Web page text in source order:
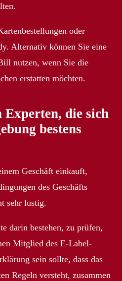
oder
Alternativ können Sie eine
nutzen, wenn Sie die
erstatten möchten.
die sich
bestens
Geschäft einkauft,
des Geschäfts
sehr lustig.
darin bestehen, zu prüfen,
Mitglied des E-Label-
sein sollte, dass das
Regeln versteht, zusammen